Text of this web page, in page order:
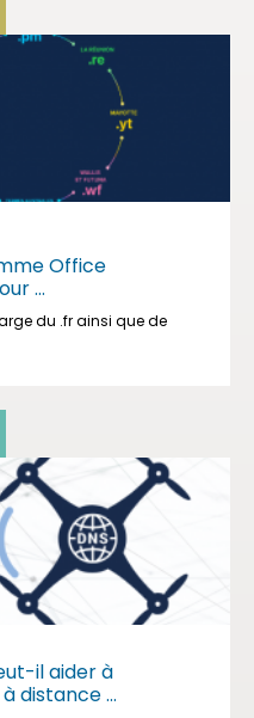
Office
...
du .fr ainsi que de
il aider à
distance ...